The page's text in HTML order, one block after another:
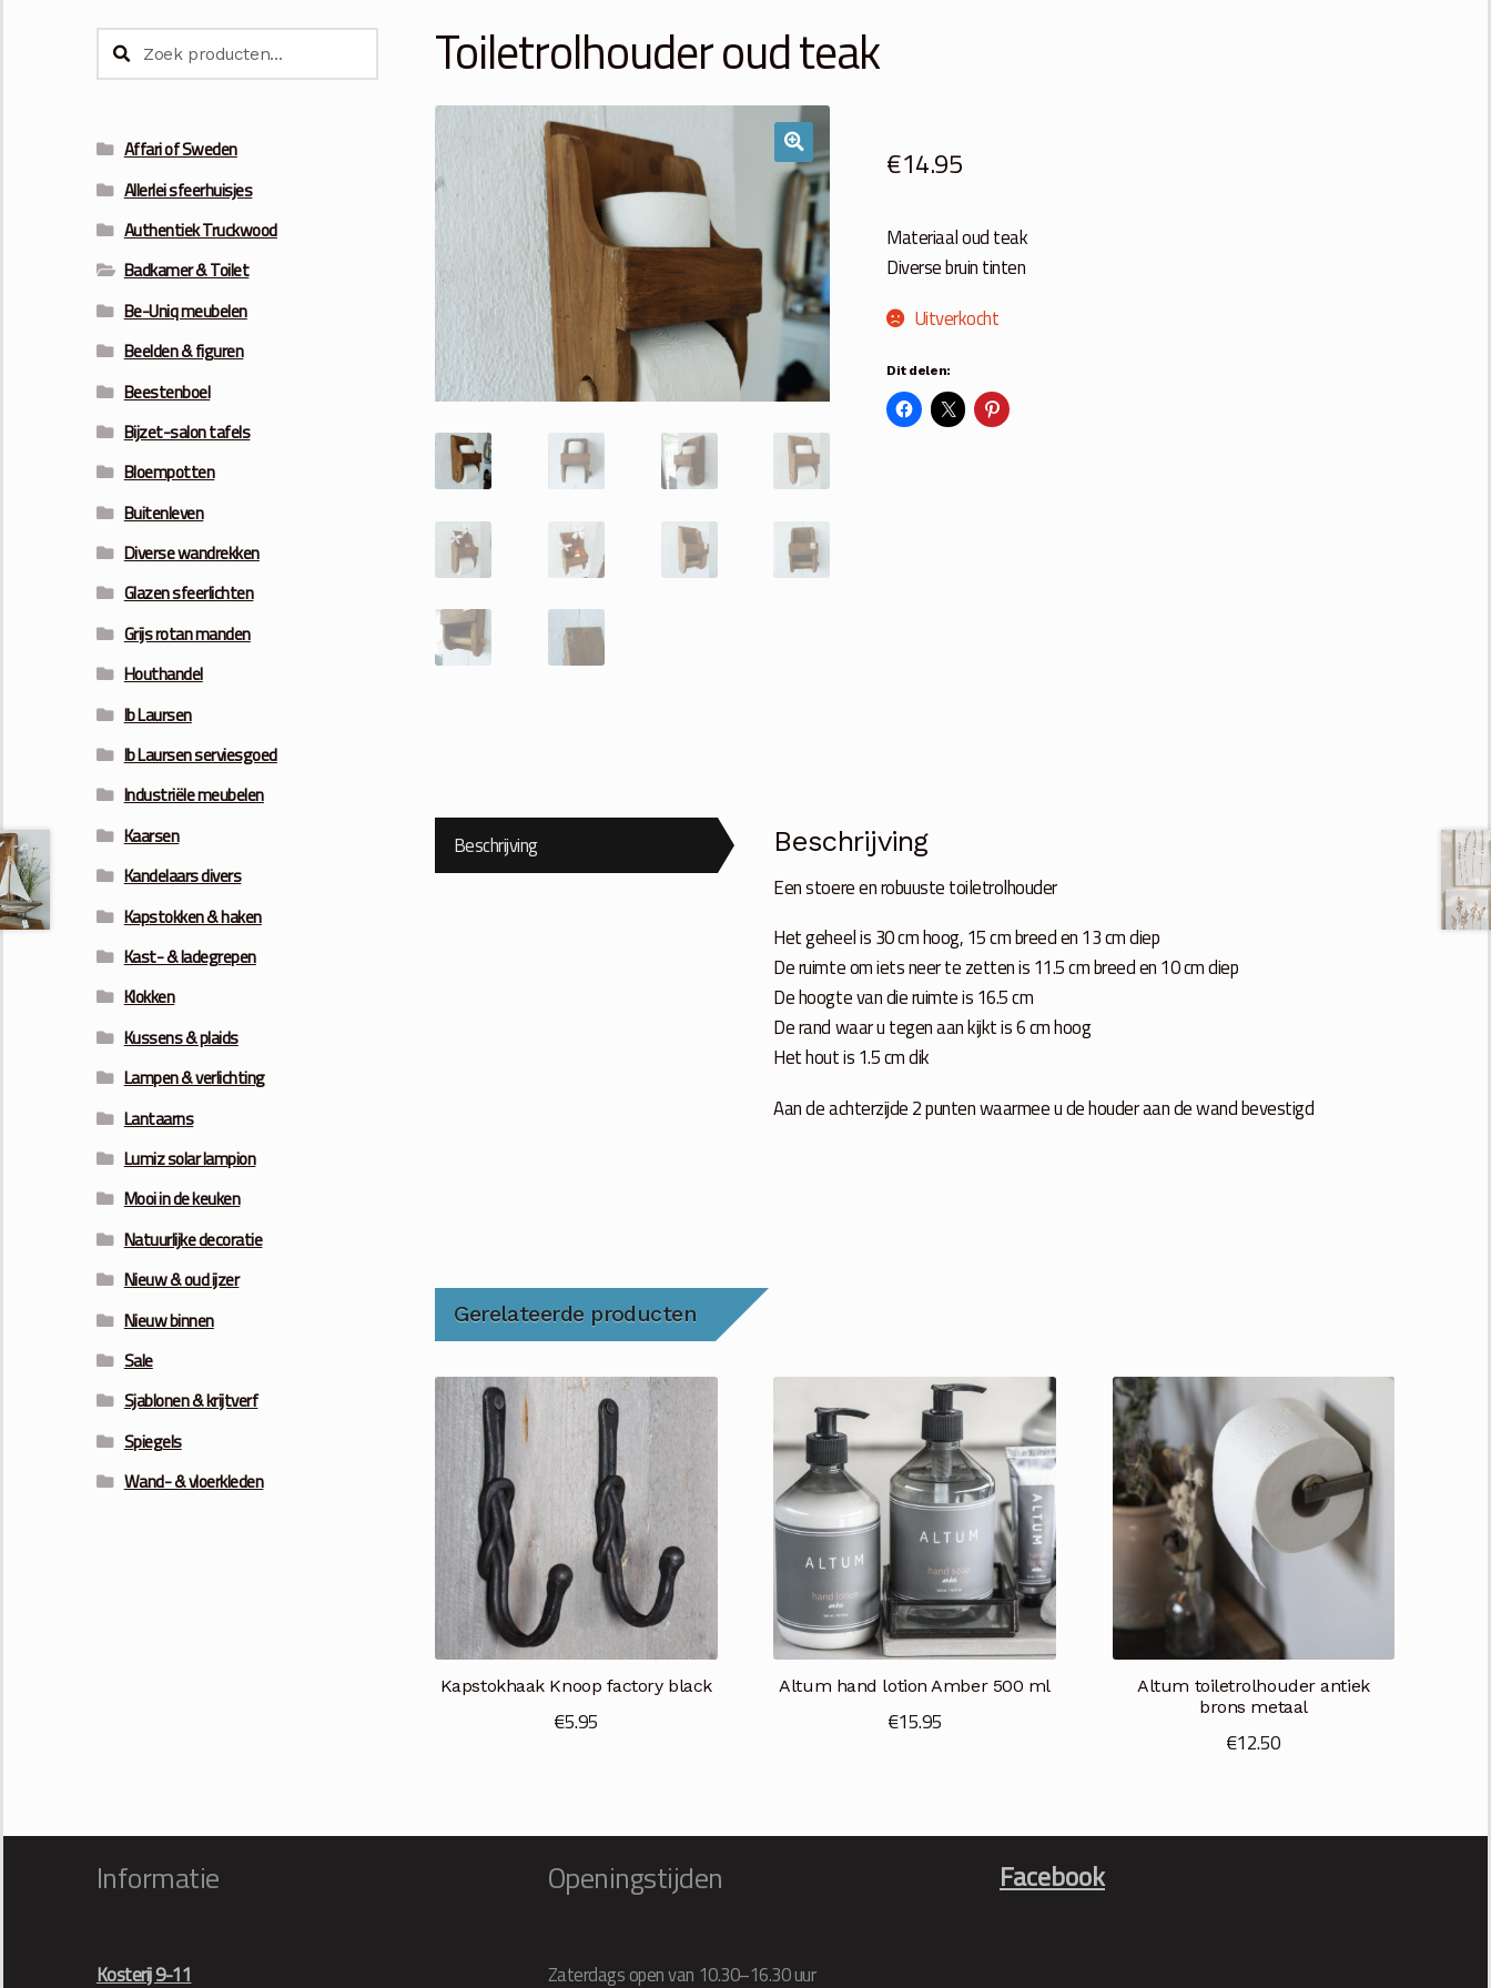
Toiletrolhouder oud teak
€14.95
Materiaal oud teak
Diverse bruin tinten
Uitverkocht
Dit delen:
Beschrijving Beschrijving
Een stoere en robuuste toiletrolhouder
Het geheel is 30 cm hoog, 15 cm breed en 13 cm diep
De ruimte om iets neer te zetten is 11.5 cm breed en 10 cm diep
De hoogte van die ruimte is 16.5 cm
De rand waar u tegen aan kijkt is 6 cm hoog
Het hout is 1.5 cm dik
Aan de achterzijde 2 punten waarmee u de houder aan de wand bevestigd
Gerelateerde producten
Kapstokhaak Knoop factory black
€5.95
Altum hand lotion Amber 500 ml
€15.95
Altum toiletrolhouder antiek
brons metaal
€12.50
Zoeken
naar:Zoeken
Affari of Sweden
Allerlei sfeerhuisjes
Authentiek Truckwood
Badkamer & Toilet
Be-Uniq meubelen
Beelden & figuren
Beestenboel
Bijzet-salon tafels
Bloempotten
Buitenleven
Diverse wandrekken
Glazen sfeerlichten
Grijs rotan manden
Houthandel
Ib Laursen
Ib Laursen serviesgoed
Industriële meubelen
Kaarsen
Kandelaars divers
Kapstokken & haken
Kast- & ladegrepen
Klokken
Kussens & plaids
Lampen & verlichting
Lantaarns
Lumiz solar lampion
Mooi in de keuken
Natuurlijke decoratie
Nieuw & oud ijzer
Nieuw binnen
Sale
Sjablonen & krijtverf
Spiegels
Wand- & vloerkleden
Informatie
Kosterij 9-11
Openingstijden
Zaterdags open van 10.30–16.30 uur
Facebook